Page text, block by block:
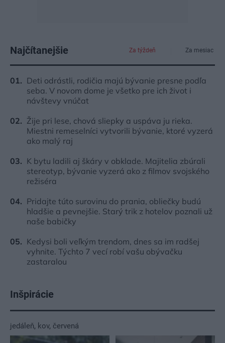
Najčítanejšie Za týždeň Za mesiac
Deti odrástli, rodičia majú bývanie presne podľa
seba. V novom dome je všetko pre ich život i
návštevy vnúčat
Žije pri lese, chová sliepky a uspáva ju rieka.
Miestni remeselníci vytvorili bývanie, ktoré vyzerá
ako malý raj
K bytu ladili aj škáry v obklade. Majitelia zbúrali
stereotyp, bývanie vyzerá ako z filmov svojského
režiséra
Pridajte túto surovinu do prania, obliečky budú
hladšie a pevnejšie. Starý trik z hotelov poznali už
naše babičky
Kedysi boli veľkým trendom, dnes sa im radšej
vyhnite. Týchto 7 vecí robí vašu obývačku
zastaralou
Inšpirácie
jedáleň, kov, červená